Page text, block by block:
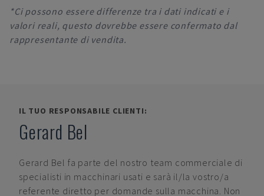
*Ci possono essere differenze tra i dati indicati e i
valori reali, questo dovrebbe essere confermato dal
rappresentante di vendita.
IL TUO RESPONSABILE CLIENTI:
Gerard Bel
Gerard Bel fa parte del nostro team commerciale di
specialisti in macchinari usati e sarà il/la vostro/a
referente diretto per domande sulla macchina. Non